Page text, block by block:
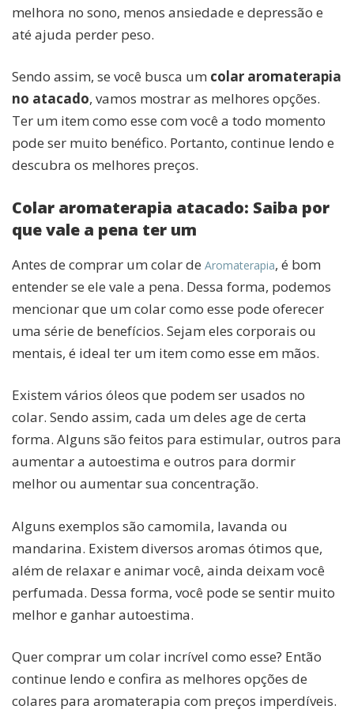
melhora no sono, menos ansiedade e depressão e
até ajuda perder peso.
Sendo assim, se você busca um colar aromaterapia
no atacado, vamos mostrar as melhores opções.
Ter um item como esse com você a todo momento
pode ser muito benéfico. Portanto, continue lendo e
descubra os melhores preços.
Colar aromaterapia atacado: Saiba por
que vale a pena ter um
Antes de comprar um colar de Aromaterapia, é bom
entender se ele vale a pena. Dessa forma, podemos
mencionar que um colar como esse pode oferecer
uma série de benefícios. Sejam eles corporais ou
mentais, é ideal ter um item como esse em mãos.
Existem vários óleos que podem ser usados no
colar. Sendo assim, cada um deles age de certa
forma. Alguns são feitos para estimular, outros para
aumentar a autoestima e outros para dormir
melhor ou aumentar sua concentração.
Alguns exemplos são camomila, lavanda ou
mandarina. Existem diversos aromas ótimos que,
além de relaxar e animar você, ainda deixam você
perfumada. Dessa forma, você pode se sentir muito
melhor e ganhar autoestima.
Quer comprar um colar incrível como esse? Então
continue lendo e confira as melhores opções de
colares para aromaterapia com preços imperdíveis.